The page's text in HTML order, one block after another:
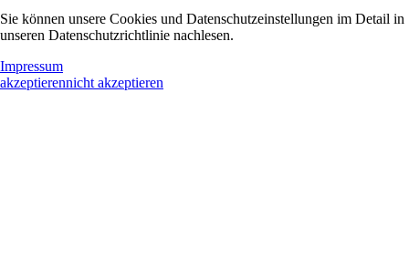
Sie können unsere Cookies und Datenschutzeinstellungen im Detail in
unseren Datenschutzrichtlinie nachlesen.
Impressum
akzeptierennicht akzeptieren